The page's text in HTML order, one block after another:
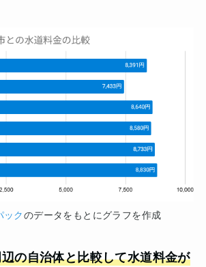
ックのデータをもとにグラフを作成
の自治体と比較して水道料金が